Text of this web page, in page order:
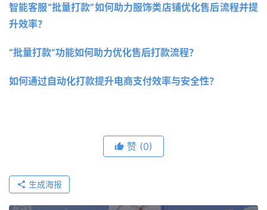
智能客服“批量打款”如何助力服饰类店铺优化售后流程并提
升效率？
“批量打款”功能如何助力优化售后打款流程？
如何通过自动化打款提升电商支付效率与安全性？
赞 (0)
生成海报